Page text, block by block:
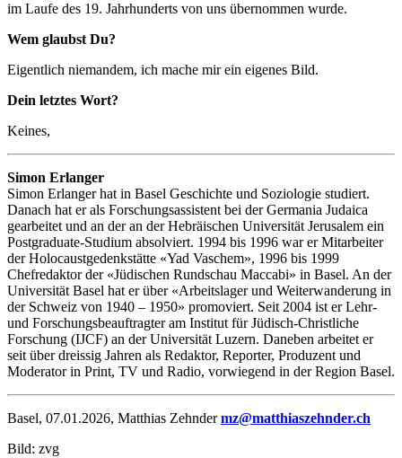
im Laufe des 19. Jahrhunderts von uns übernommen wurde.
Wem glaubst Du?
Eigentlich niemandem, ich mache mir ein eigenes Bild.
Dein letztes Wort?
Keines,
Simon Erlanger
Simon Erlanger hat in Basel Geschichte und Soziologie studiert.
Danach hat er als Forschungsassistent bei der Germania Judaica
gearbeitet und an der an der Hebräischen Universität Jerusalem ein
Postgraduate-Studium absolviert. 1994 bis 1996 war er Mitarbeiter
der Holocaustgedenkstätte «Yad Vaschem», 1996 bis 1999
Chefredaktor der «Jüdischen Rundschau Maccabi» in Basel. An der
Universität Basel hat er über «Arbeitslager und Weiterwanderung in
der Schweiz von 1940 – 1950» promoviert. Seit 2004 ist er Lehr-
und Forschungsbeauftragter am Institut für Jüdisch-Christliche
Forschung (IJCF) an der Universität Luzern. Daneben arbeitet er
seit über dreissig Jahren als Redaktor, Reporter, Produzent und
Moderator in Print, TV und Radio, vorwiegend in der Region Basel.
Basel, 07.01.2026, Matthias Zehndermz@matthiaszehnder.ch
Bild: zvg